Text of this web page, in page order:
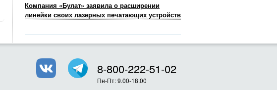
Компания «Булат» заявила о расширении
линейки своих лазерных печатающих устройств
8-800-222-51-02
Пн-Пт: 9.00-18.00